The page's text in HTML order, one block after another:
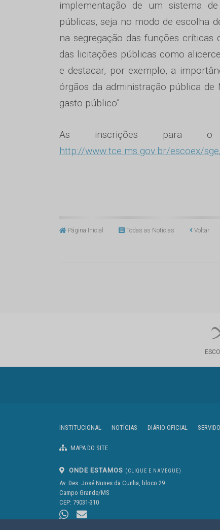
implementação de um sistema
públicas, seja no modo de escolha
na segregação das funções críticas
das licitações públicas como
e destacar, por exemplo, a
órgãos da administração pública
gasto público”.
As inscrições para
http://www.tce.ms.gov.br/escoex/
Página Inicial Todas as Notícias Voltar
INSTITUCIONAL NOTÍCIAS DIÁRIO OFICIAL
MAPA DO SITE
ONDE ESTAMOS (CLIQUE E NAVEGUE)
Av. Des. José Nunes da Cunha, bloco 29
Campo Grande/MS
CEP: 79031-310